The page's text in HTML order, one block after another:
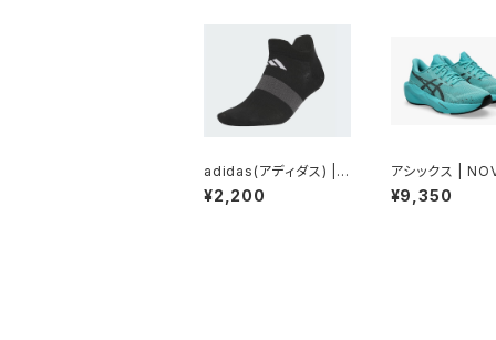
adidas(アディダス) | R
UNSOCKS | Black /
Grey Six
¥2,200
アシックス |
ST 6 GS |Ice
ack
¥9,350